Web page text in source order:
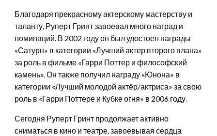
Благодаря прекрасному актерскому мастерству и
таланту, Руперт Гринт завоевал много наград и
номинаций. В 2002 году он был удостоен награды
«Сатурн» в категории «Лучший актер второго плана»
за роль в фильме «Гарри Поттер и философский
камень». Он также получил награду «Юнона» в
категории «Лучший молодой актёр/актриса» за свою
роль в «Гарри Поттере и Кубке огня» в 2006 году.
Сегодня Руперт Гринт продолжает активно
сниматься в кино и театре, завоевывая сердца